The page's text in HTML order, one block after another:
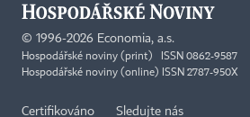
© 1996-2026 Economia, a.s.
Hospodářské noviny (print) ISSN 0862-9587
Hospodářské noviny (online) ISSN 2787-950X
Certifikováno Sledujte nás